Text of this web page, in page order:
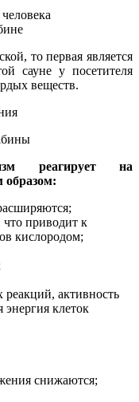
то первая является
сауне у посетителя
веществ.
реагирует на
образом:
что приводит к
кислородом;
реакций, активность
энергия клеток
снижаются;